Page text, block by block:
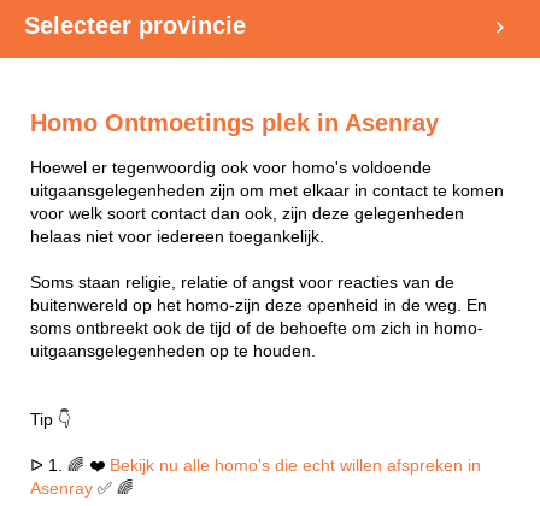
Selecteer provincie
Homo Ontmoetings plek in Asenray
Hoewel er tegenwoordig ook voor homo's voldoende
uitgaansgelegenheden zijn om met elkaar in contact te komen
voor welk soort contact dan ook, zijn deze gelegenheden
helaas niet voor iedereen toegankelijk.
Soms staan religie, relatie of angst voor reacties van de
buitenwereld op het homo-zijn deze openheid in de weg. En
soms ontbreekt ook de tijd of de behoefte om zich in homo-
uitgaansgelegenheden op te houden.
Tip 👇
ᐅ 1. 🌈 ❤️ Bekijk nu alle homo's die echt willen afspreken in
Asenray ✅ 🌈